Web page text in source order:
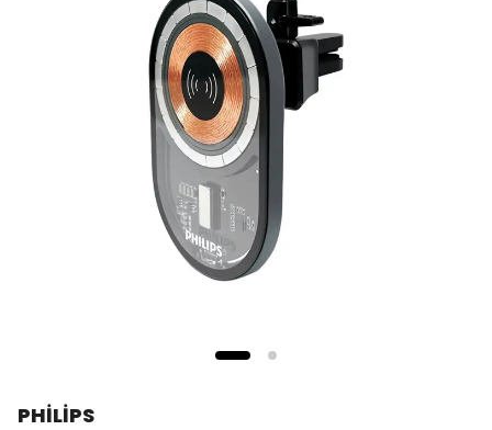
PHİLİPS